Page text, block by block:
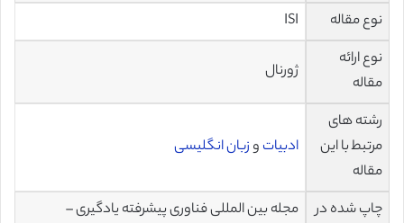
نوع مقاله
ISI
نوع ارائه
مقاله
ژورنال
رشته های
مرتبط با این
مقاله
ادبیات وزبان انگلیسی
چاپ شده در
مجله بین المللی فناوری پیشرفته یادگیری –